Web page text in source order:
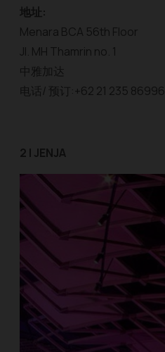
地址:
Menara BCA 56th Floor
Jl. MH Thamrin no. 1
中雅加达
电话/ 预订:+62 21 235 86996
2 | JENJA